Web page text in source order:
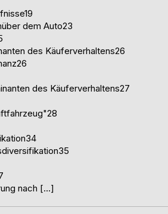
dem Auto23
des Käuferverhaltens26
des Käuferverhaltens27
nach […]